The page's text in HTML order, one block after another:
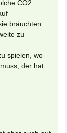
CO2
bräuchten
zu
spielen, wo
der hat